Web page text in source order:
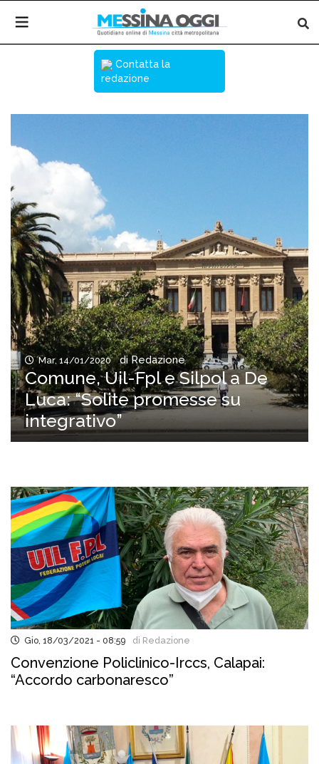
Contatta la
redazione
Mar, 14/01/2020 di Redazione
Comune, Uil-Fpl e Silpol a De
Luca: “Solite promesse su
integrativo”
Gio, 18/03/2021 - 08:59 di Redazione
Convenzione Policlinico-Irccs, Calapai:
“Accordo carbonaresco”